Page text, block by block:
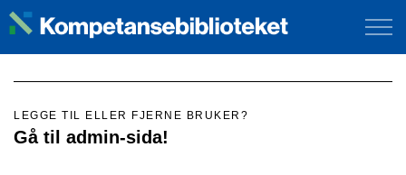
LEGGE TIL ELLER FJERNE BRUKER?
Gå til admin-sida!